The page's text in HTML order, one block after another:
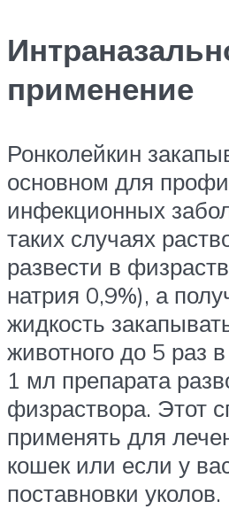
применение
Ронколейкин
основном для
инфекционных
таких случаях
развести в
натрия 0,9%), а
жидкость
животного до 5 раз
1 мл препарата
физраствора. Этот
применять для
кошек или если у
поставновки уколов.